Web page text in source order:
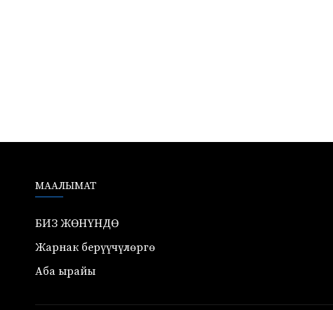
МААЛЫМАТ
БИЗ ЖӨНҮНДӨ
Жарнак берүүчүлөргө
Аба ырайы